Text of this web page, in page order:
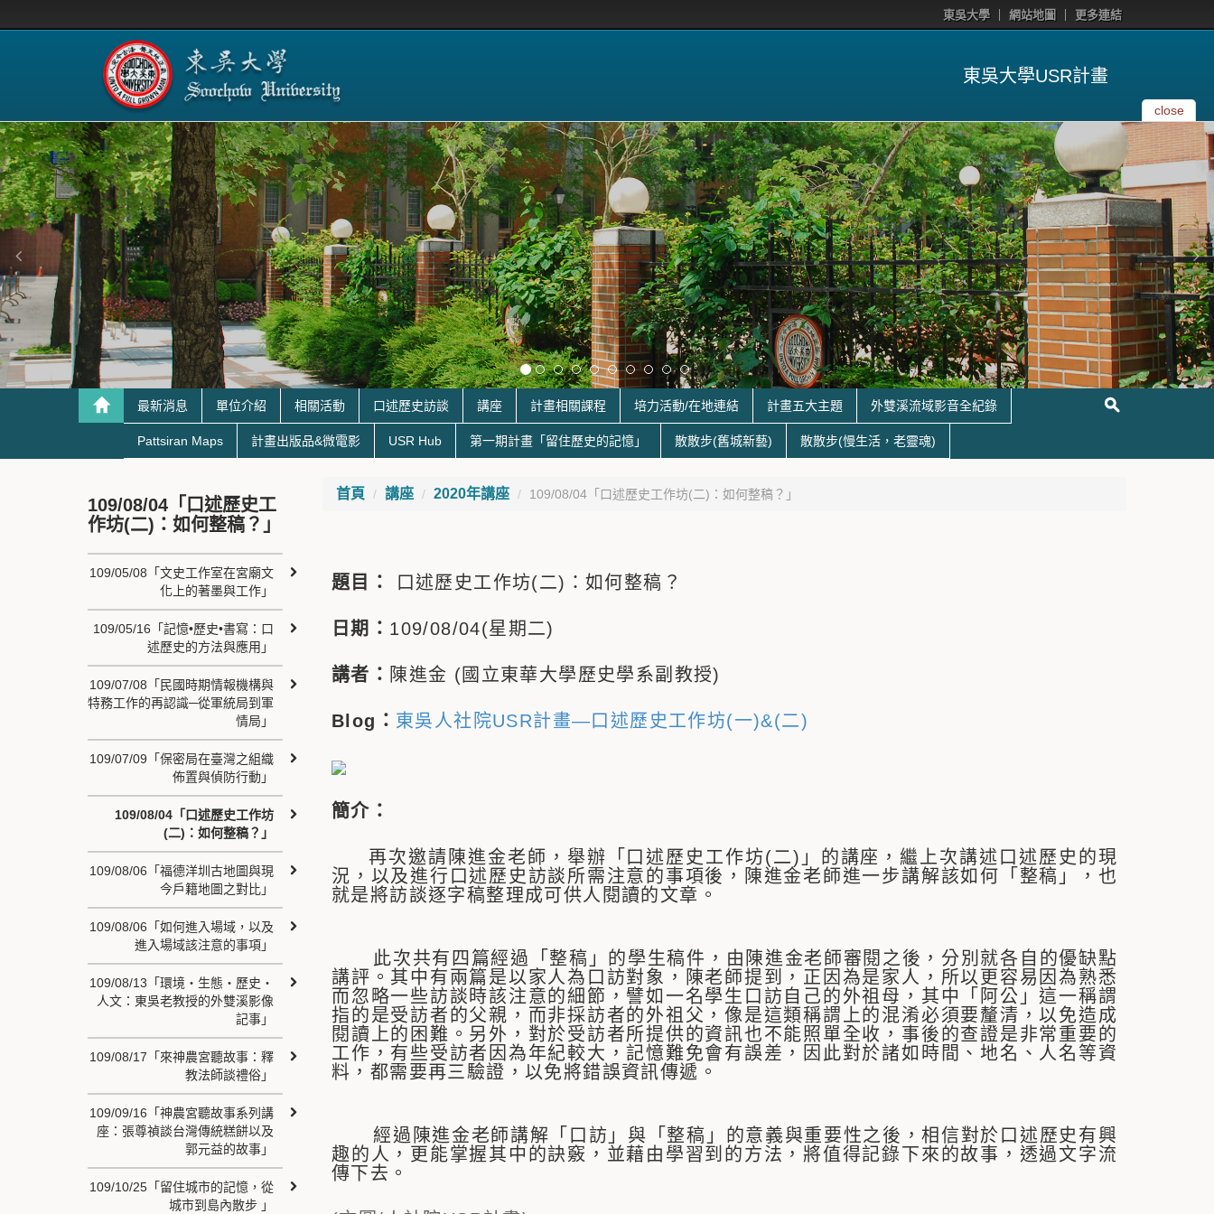
東吳大學 網站地圖 更多連結
東吳大學USR計畫
close
最新消息 單位介紹 相關活動 口述歷史訪談 講座 計畫相關課程 培力活動/在地連結 計畫五大主題 外雙溪流域影音全紀錄
Pattsiran Maps 計畫出版品&微電影 USR Hub 第一期計畫「留住歷史的記憶」 散散步(舊城新藝) 散散步(慢生活，老靈魂)
首頁 講座 2020年講座 109/08/04「口述歷史工作坊(二)：如何整稿？」
題目： 口述歷史工作坊(二)：如何整稿？
日期： 109/08/04(星期二)
講者： 陳進金 (國立東華大學歷史學系副教授)
Blog： 東吳人社院USR計畫—口述歷史工作坊(一)&(二)
簡介：
再次邀請陳進金老師，舉辦「口述歷史工作坊(二)」的講座，繼上次講述口述歷史的現
況，以及進行口述歷史訪談所需注意的事項後，陳進金老師進一步講解該如何「整稿」，也
就是將訪談逐字稿整理成可供人閱讀的文章。
此次共有四篇經過「整稿」的學生稿件，由陳進金老師審閱之後，分別就各自的優缺點
講評。其中有兩篇是以家人為口訪對象，陳老師提到，正因為是家人，所以更容易因為熟悉
而忽略一些訪談時該注意的細節，譬如一名學生口訪自己的外祖母，其中「阿公」這一稱謂
指的是受訪者的父親，而非採訪者的外祖父，像是這類稱謂上的混淆必須要釐清，以免造成
閱讀上的困難。另外，對於受訪者所提供的資訊也不能照單全收，事後的查證是非常重要的
工作，有些受訪者因為年紀較大，記憶難免會有誤差，因此對於諸如時間、地名、人名等資
料，都需要再三驗證，以免將錯誤資訊傳遞。
經過陳進金老師講解「口訪」與「整稿」的意義與重要性之後，相信對於口述歷史有興
趣的人，更能掌握其中的訣竅，並藉由學習到的方法，將值得記錄下來的故事，透過文字流
傳下去。
109/08/04「口述歷史工
作坊(二)：如何整稿？」
109/05/08「文史工作室在宮廟文
化上的著墨與工作」
109/05/16「記憶•歷史•書寫：口
述歷史的方法與應用」
109/07/08「民國時期情報機構與
特務工作的再認識─從軍統局到軍
情局」
109/07/09「保密局在臺灣之組織
佈置與偵防行動」
109/08/04「口述歷史工作坊
(二)：如何整稿？」
109/08/06「福德洋圳古地圖與現
今戶籍地圖之對比」
109/08/06「如何進入場域，以及
進入場域該注意的事項」
109/08/13「環境‧生態‧歷史‧
人文：東吳老教授的外雙溪影像
記事」
109/08/17「來神農宮聽故事：釋
教法師談禮俗」
109/09/16「神農宮聽故事系列講
座：張尊禎談台灣傳統糕餅以及
郭元益的故事」
109/10/25「留住城市的記憶，從
城市到島內散步 」